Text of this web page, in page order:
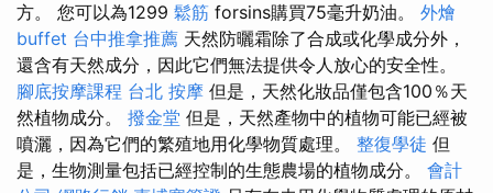
方。 您可以為1299 鬆筋 forsins購買75毫升奶油。 外燴
buffet 台中推拿推薦 天然防曬霜除了合成或化學成分外，
還含有天然成分，因此它們無法提供令人放心的安全性。
腳底按摩課程 台北 按摩 但是，天然化妝品僅包含100％天
然植物成分。 撥金堂 但是，天然產物中的植物可能已經被
噴灑，因為它們的繁殖地用化學物質處理。 整復學徒 但
是，生物測量包括已經控制的生態農場的植物成分。 會計